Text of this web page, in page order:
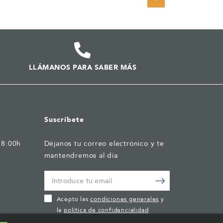
LLÁMANOS PARA SABER MÁS
Suscríbete
Déjanos tu correo electrónico y te
mantendremos al dia
Acepto lascondiciones generales y
la política de confidencialidad